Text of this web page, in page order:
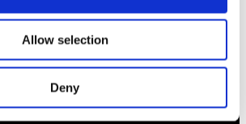
Allow selection
Deny